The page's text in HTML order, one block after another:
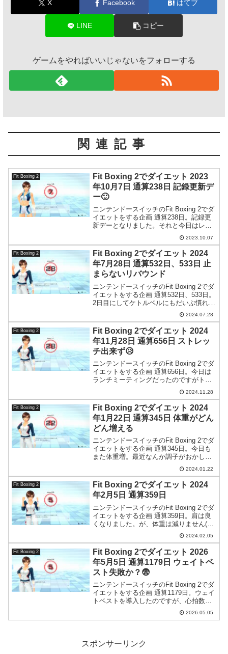
X Facebook はてブ
LINE コピー
ゲームをやればいいじゃないをフォローする
関連記事
Fit Boxing 2
Fit Boxing 2でダイエット 2023
年10月7日 通算238日 記録更新デ
ー🙂
ニンテンドースイッチのFit Boxing 2でダ
イエットをする企画 通算238日。記録更
新デーとなりました。それと今日はレジ
スタンスバンドで肩のトレーニングをし
ました。なかなか鍛えてる感が出ていい
感じです。
2023.10.07
Fit Boxing 2
Fit Boxing 2でダイエット 2024
年7月28日 通算532日、533日 止
まらないリバウンド
ニンテンドースイッチのFit Boxing 2でダ
イエットをする企画 通算532日、533日。
2日目にしてケトルベルにもだいぶ慣れて
きました。これなら最初から16kgにすれ
ばよかった。今は24kgが欲しい。
2024.07.28
Fit Boxing 2
Fit Boxing 2でダイエット 2024
年11月28日 通算656日 ストレッ
チ出来ず😥
ニンテンドースイッチのFit Boxing 2でダ
イエットをする企画 通算656日。今日は
ランチミーティングだったのですがトー
クスキルを発揮して会社の偉いTOP3を笑
2024.11.28
Fit Boxing 2
Fit Boxing 2でダイエット 2024
年1月22日 通算345日 体重がどん
どん増える
ニンテンドースイッチのFit Boxing 2でダ
イエットをする企画 通算345日。今日も
また体重増。最近なんか調子がおかしい
2024.01.22
Fit Boxing 2
Fit Boxing 2でダイエット 2024
年2月5日 通算359日
ニンテンドースイッチのFit Boxing 2でダ
イエットをする企画 通算359日。肩は良
くなりました。が、体重は減りません(
2024.02.05
Fit Boxing 2
Fit Boxing 2でダイエット 2026
年5月5日 通算1179日 ウェイトベ
スト失敗か？😨
ニンテンドースイッチのFit Boxing 2でダ
イエットをする企画 通算1179日。ウェイ
トベストを導入したのですが、心拍数が
下がるという逆方向に作用してしまいま
2026.05.05
スポンサーリンク